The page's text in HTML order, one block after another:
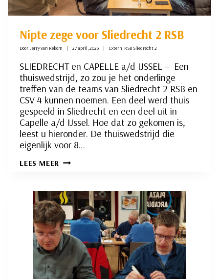
Nipte zege voor Sliedrecht 2 RSB
Door Jerry van Rekom 27 april, 2023 Extern, RSB Sliedrecht 2
SLIEDRECHT en CAPELLE a/d IJSSEL – Een
thuiswedstrijd, zo zou je het onderlinge
treffen van de teams van Sliedrecht 2 RSB en
CSV 4 kunnen noemen. Een deel werd thuis
gespeeld in Sliedrecht en een deel uit in
Capelle a/d IJssel. Hoe dat zo gekomen is,
leest u hieronder. De thuiswedstrijd die
eigenlijk voor 8…
LEES MEER NIPTE
2
RSB